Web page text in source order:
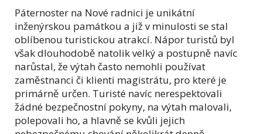
Páternoster na Nové radnici je unikátní
inženýrskou památkou a již v minulosti se stal
oblíbenou turistickou atrakcí. Nápor turistů byl
však dlouhodobě natolik velký a postupně navíc
narůstal, že výtah často nemohli používat
zaměstnanci či klienti magistrátu, pro které je
primárně určen. Turisté navíc nerespektovali
žádné bezpečnostní pokyny, na výtah malovali,
polepovali ho, a hlavně se kvůli jejich